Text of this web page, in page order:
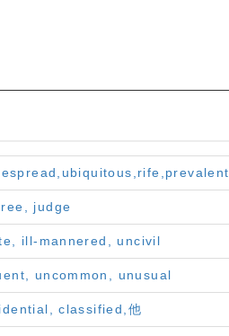
judge
ill-mannered, uncivil
uncommon, unusual
classified,他